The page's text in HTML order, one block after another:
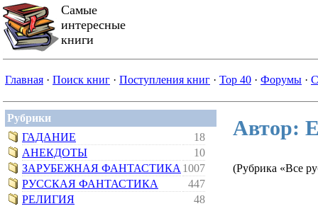
Самые
интересные
книги
Главная · Поиск книг · Поступления книг · Top 40 · Форумы ·
Рубрики
ГАДАНИЕ
18
АНЕКДОТЫ
10
ЗАРУБЕЖНАЯ ФАНТАСТИКА 1007
РУССКАЯ ФАНТАСТИКА
447
РЕЛИГИЯ
48
Автор:
(Рубрика «Все